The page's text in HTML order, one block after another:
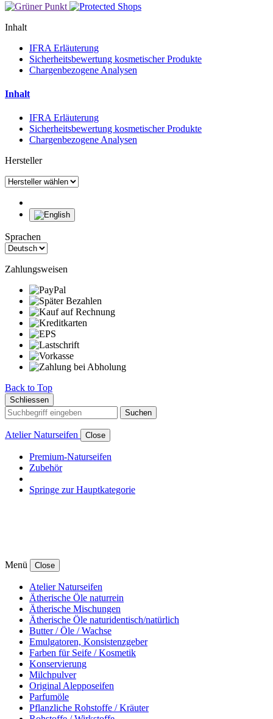
Inhalt
IFRA Erläuterung
Sicherheitsbewertung kosmetischer Produkte
Chargenbezogene Analysen
Inhalt
IFRA Erläuterung
Sicherheitsbewertung kosmetischer Produkte
Chargenbezogene Analysen
Hersteller
Sprachen
Zahlungsweisen
Back to Top
Schliessen
Suchen
Atelier Naturseifen Close
Premium-Naturseifen
Zubehör
Springe zur Hauptkategorie
Menü Close
Atelier Naturseifen
Ätherische Öle naturrein
Ätherische Mischungen
Ätherische Öle naturidentisch/natürlich
Butter / Öle / Wachse
Emulgatoren, Konsistenzgeber
Farben für Seife / Kosmetik
Konservierung
Milchpulver
Original Alepposeifen
Parfumöle
Pflanzliche Rohstoffe / Kräuter